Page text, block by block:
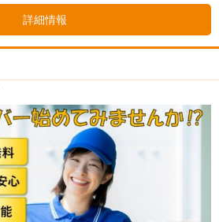
詳細情報